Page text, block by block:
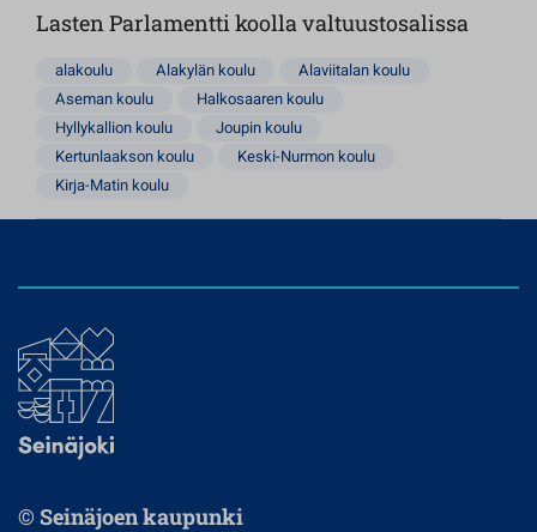
Lasten Parlamentti koolla valtuustosalissa
alakoulu Alakylän koulu
Alaviitalan koulu
Aseman koulu
Halkosaaren koulu
Hyllykallion koulu
Joupin koulu
Kertunlaakson koulu
Keski-Nurmon koulu
Kirja-Matin koulu
© Seinäjoen kaupunki